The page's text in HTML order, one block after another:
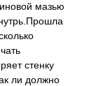
мазью
стенку
ли должно